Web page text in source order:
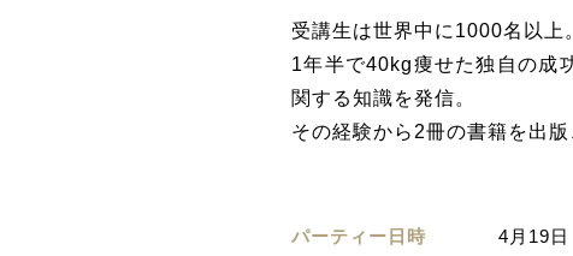
受講生は世界中に1000名以上
1年半で40kg痩せた独自の成
関する知識を発信。
その経験から2冊の書籍を出
パーティー日時 4月19